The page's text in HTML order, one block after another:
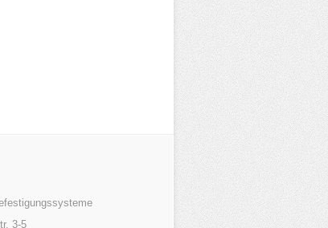
3-5